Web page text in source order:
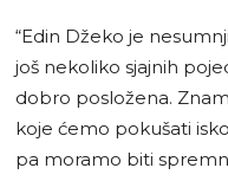
“Edin Džeko je
još nekoliko sjajnih
dobro posložena.
koje ćemo pokušati
pa moramo biti